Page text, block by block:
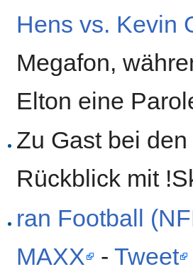
Hens vs. Kevin
Megafon,
Elton eine
Zu Gast bei
Rückblick mit
ran Football
MAXX
-Tweet